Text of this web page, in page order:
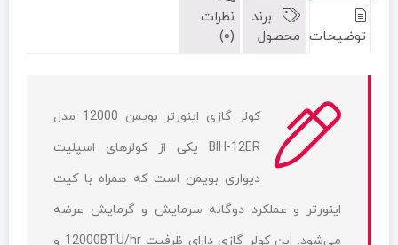
توضیحات
برند
محصول
نظرات
(0)
کولر گازی اینورتر بویمن 12000 مدل
BIH-12ER یکی از کولرهای اسپلیت
دیواری بویمن است که همراه با کیت
اینورتر و عملکرد دوگانه سرمایش و گرمایش عرضه
می‌شود. این کولر گازی دارای ظرفیت 12000BTU/hr و